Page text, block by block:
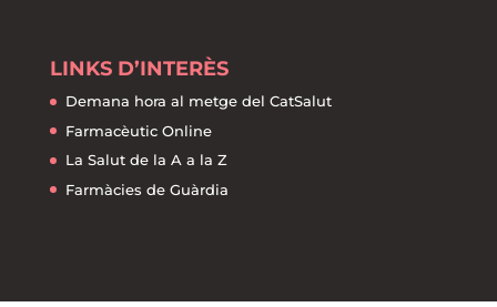
LINKS D’INTERÈS
Demana hora al metge del CatSalut
Farmacèutic Online
La Salut de la A a la Z
Farmàcies de Guàrdia